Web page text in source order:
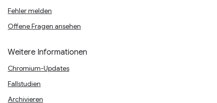
Fehler melden
Offene Fragen ansehen
Weitere Informationen
Chromium-Updates
Fallstudien
Archivieren